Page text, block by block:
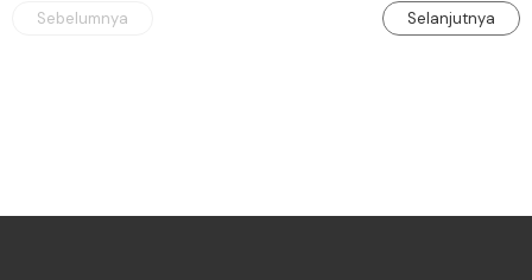
Sebelumnya Selanjutnya